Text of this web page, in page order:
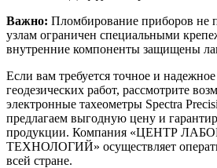
Важно: Пломбирование приборов не
узлам ограничен специальными
внутренние компоненты защищены
Если вам требуется точное и
геодезических работ, рассмотрите
электронные тахеометры Spectra
предлагаем выгодную цену и
продукции. Компания «ЦЕНТР
ТЕХНОЛОГИЙ» осуществляет
всей стране.